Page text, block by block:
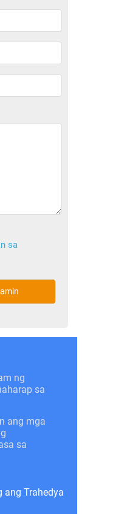
sa
ng
sa
ang mga
sa
ang Trahedya